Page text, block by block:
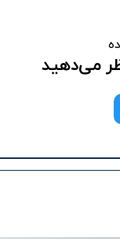
می‌دهید